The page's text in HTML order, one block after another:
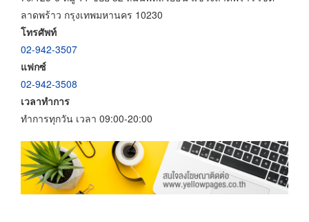
ลาดพร้าว กรุงเทพมหานคร 10230
โทรศัพท์
02-942-3507
แฟกซ์
02-942-3508
เวลาทำการ
ทำการทุกวัน เวลา 09:00-20:00